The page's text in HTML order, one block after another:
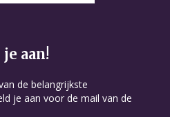
aan!
de belangrijkste
je aan voor de mail van de